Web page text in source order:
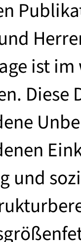
ist
Diese
und